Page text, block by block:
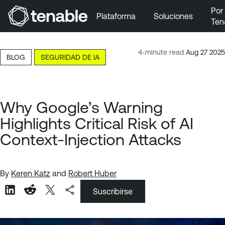
Ir al contenido principal
Ir al pie de página
Plataforma Soluciones
4-minute read Aug 27 2025
BLOG SEGURIDAD DE IA
Why Google’s Warning
Highlights Critical Risk of AI
Context-Injection Attacks
By Keren Katz and Robert Huber
Suscribirse